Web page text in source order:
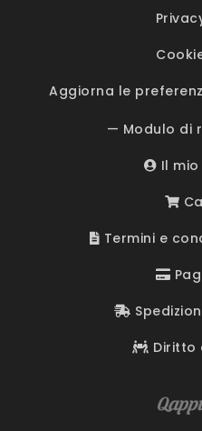
Aggiorna le
— Modulo di
Il
Termini e
Diritto